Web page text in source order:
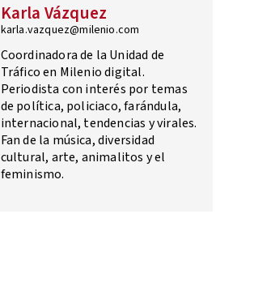
Karla Vázquez
karla.vazquez@milenio.com
Coordinadora de la Unidad de
Tráfico en Milenio digital.
Periodista con interés por temas
de política, policiaco, farándula,
internacional, tendencias y virales.
Fan de la música, diversidad
cultural, arte, animalitos y el
feminismo.